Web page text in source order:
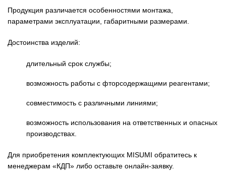
Продукция различается особенностями монтажа,
параметрами эксплуатации, габаритными размерами.
Достоинства изделий:
длительный срок службы;
возможность работы с фторсодержащими реагентами;
совместимость с различными линиями;
возможность использования на ответственных и опасных
производствах.
Для приобретения комплектующих MISUMI обратитесь к
менеджерам «КДП» либо оставьте онлайн-заявку.